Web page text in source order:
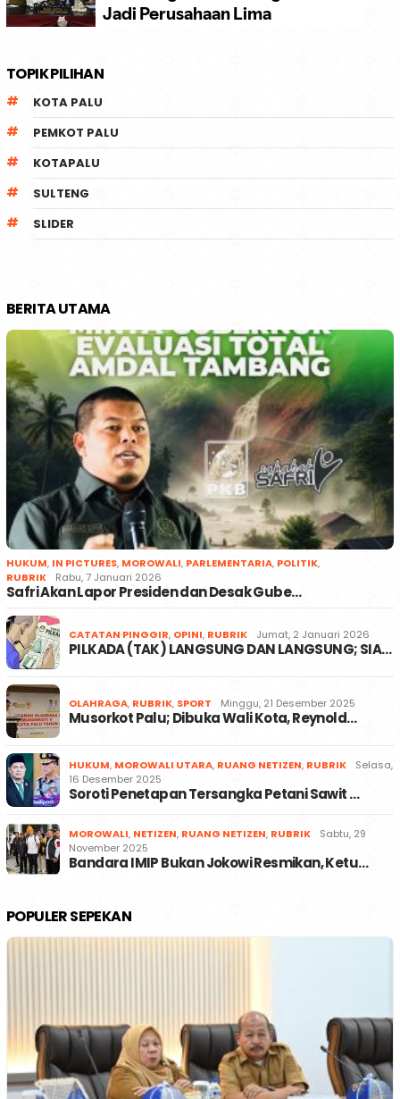
TOPIK PILIHAN
KOTA PALU
PEMKOT PALU
KOTAPALU
SULTENG
SLIDER
BERITA UTAMA
HUKUM, IN PICTURES, MOROWALI, PARLEMENTARIA, POLITIK,
RUBRIK
Rabu, 7 Januari 2026
Safri Akan Lapor Presiden dan Desak Gube…
CATATAN PINGGIR, OPINI, RUBRIK Jumat, 2 Januari 2026
PILKADA (TAK) LANGSUNG DAN LANGSUNG; SIA…
OLAHRAGA, RUBRIK, SPORT Minggu, 21 Desember 2025
Musorkot Palu; Dibuka Wali Kota, Reynold…
HUKUM, MOROWALI UTARA, RUANG NETIZEN, RUBRIK
Selasa,
16 Desember 2025
Soroti Penetapan Tersangka Petani Sawit …
MOROWALI, NETIZEN, RUANG NETIZEN, RUBRIK
Sabtu, 29
November 2025
Bandara IMIP Bukan Jokowi Resmikan, Ketu…
POPULER SEPEKAN